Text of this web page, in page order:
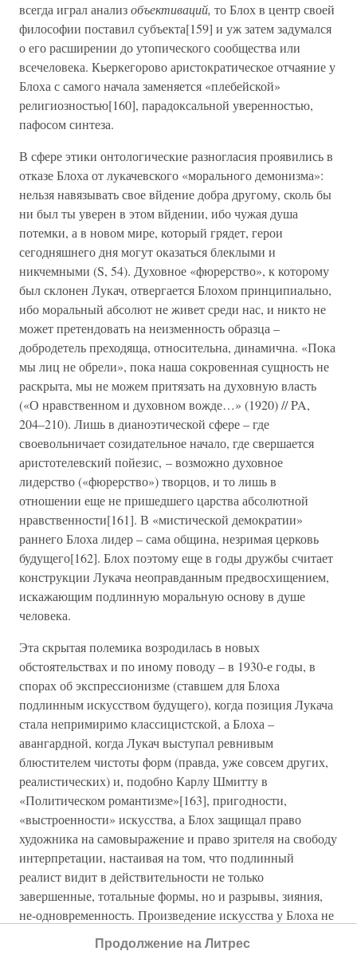
всегда играл анализобъективаций, то Блох в центр своей
философии поставил субъекта[159] и уж затем задумался
о его расширении до утопического сообщества или
всечеловека. Кьеркегорово аристократическое отчаяние у
Блоха с самого начала заменяется «плебейской»
религиозностью[160], парадоксальной уверенностью,
пафосом синтеза.
В сфере этики онтологические разногласия проявились в
отказе Блоха от лукачевского «морального демонизма»:
нельзя навязывать свое вйдение добра другому, сколь бы
ни был ты уверен в этом вйдении, ибо чужая душа
потемки, а в новом мире, который грядет, герои
сегодняшнего дня могут оказаться блеклыми и
никчемными (S, 54). Духовное «фюрерство», к которому
был склонен Лукач, отвергается Блохом принципиально,
ибо моральный абсолют не живет среди нас, и никто не
может претендовать на неизменность образца –
добродетель преходяща, относительна, динамична. «Пока
мы лиц не обрели», пока наша сокровенная сущность не
раскрыта, мы не можем притязать на духовную власть
(«О нравственном и духовном вожде…» (1920) // PA,
204–210). Лишь в дианоэтической сфере – где
своевольничает созидательное начало, где свершается
аристотелевский пойезис, – возможно духовное
лидерство («фюрерство») творцов, и то лишь в
отношении еще не пришедшего царства абсолютной
нравственности[161]. В «мистической демократии»
раннего Блоха лидер – сама община, незримая церковь
будущего[162]. Блох поэтому еще в годы дружбы считает
конструкции Лукача неоправданным предвосхищением,
искажающим подлинную моральную основу в душе
человека.
Эта скрытая полемика возродилась в новых
обстоятельствах и по иному поводу – в 1930-е годы, в
спорах об экспрессионизме (ставшем для Блоха
подлинным искусством будущего), когда позиция Лукача
стала непримиримо классицистской, а Блоха –
авангардной, когда Лукач выступал ревнивым
блюстителем чистоты форм (правда, уже совсем других,
реалистических) и, подобно Карлу Шмитту в
«Политическом романтизме»[163], пригодности,
«выстроенности» искусства, а Блох защищал право
художника на самовыражение и право зрителя на свободу
интерпретации, настаивая на том, что подлинный
реалист видит в действительности не только
завершенные, тотальные формы, но и разрывы, зияния,
не-одновременность. Произведение искусства у Блоха не
процесса, постоянно переопределяющая себя и
Продолжение на Литрес